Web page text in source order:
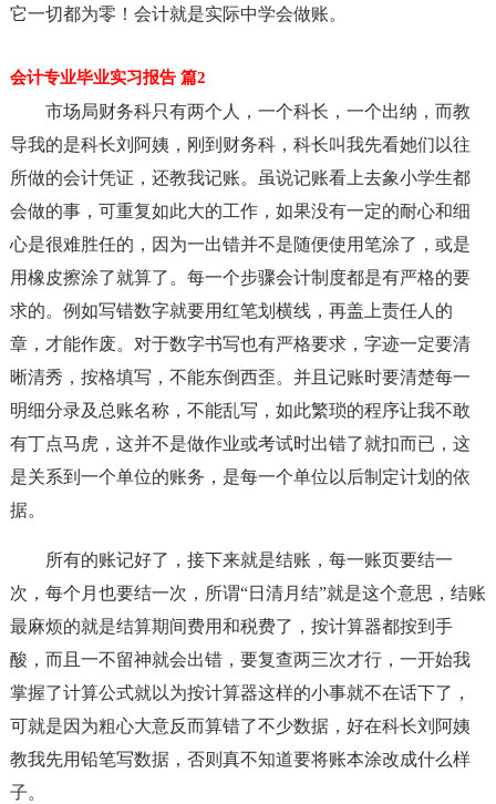
它一切都为零！会计就是实际中学会做账。
会计专业毕业实习报告 篇2
市场局财务科只有两个人，一个科长，一个出纳，而教
导我的是科长刘阿姨，刚到财务科，科长叫我先看她们以往
所做的会计凭证，还教我记账。虽说记账看上去象小学生都
会做的事，可重复如此大的工作，如果没有一定的耐心和细
心是很难胜任的，因为一出错并不是随便使用笔涂了，或是
用橡皮擦涂了就算了。每一个步骤会计制度都是有严格的要
求的。例如写错数字就要用红笔划横线，再盖上责任人的
章，才能作废。对于数字书写也有严格要求，字迹一定要清
晰清秀，按格填写，不能东倒西歪。并且记账时要清楚每一
明细分录及总账名称，不能乱写，如此繁琐的程序让我不敢
有丁点马虎，这并不是做作业或考试时出错了就扣而已，这
是关系到一个单位的账务，是每一个单位以后制定计划的依
据。
所有的账记好了，接下来就是结账，每一账页要结一
次，每个月也要结一次，所谓“日清月结”就是这个意思，结账
最麻烦的就是结算期间费用和税费了，按计算器都按到手
酸，而且一不留神就会出错，要复查两三次才行，一开始我
掌握了计算公式就以为按计算器这样的小事就不在话下了，
可就是因为粗心大意反而算错了不少数据，好在科长刘阿姨
教我先用铅笔写数据，否则真不知道要将账本涂改成什么样
子。